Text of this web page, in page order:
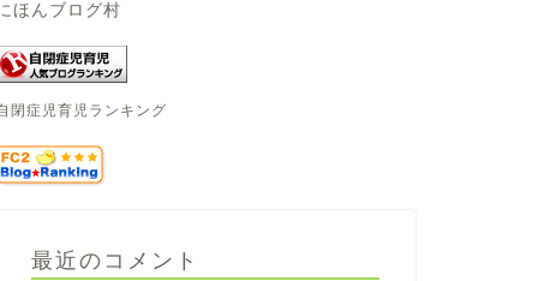
ほんブログ村
閉症児育児ランキング
最近のコメント